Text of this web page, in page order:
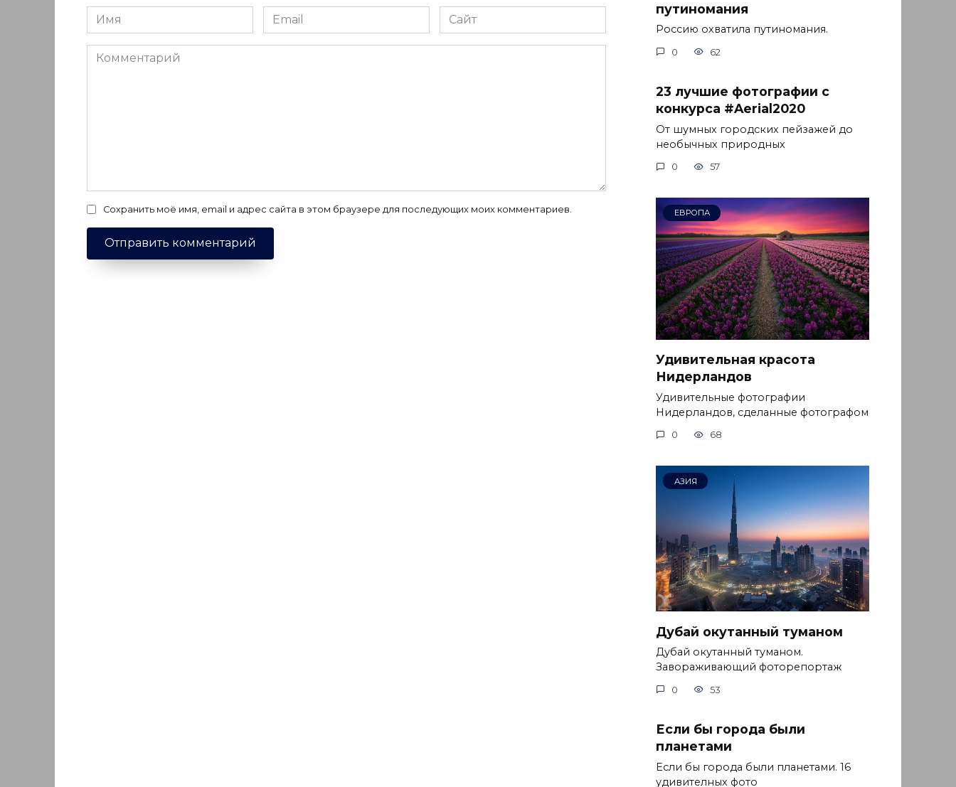
Имя
*
Email
*
Сайт
Комментарий
Сохранить моё имя, email и адрес сайта в этом браузере для последующих моих комментариев.
путиномания
Россию охватила путиномания.
0 62
23 лучшие фотографии с
конкурса #Aerial2020
От шумных городских пейзажей до
необычных природных
0 57
ЕВРОПА
Удивительная красота
Нидерландов
Удивительные фотографии
Нидерландов, сделанные фотографом
0 68
АЗИЯ
Дубай окутанный туманом
Дубай окутанный туманом.
Завораживающий фоторепортаж
0 53
Если бы города были
планетами
Если бы города были планетами. 16
удивителных фото